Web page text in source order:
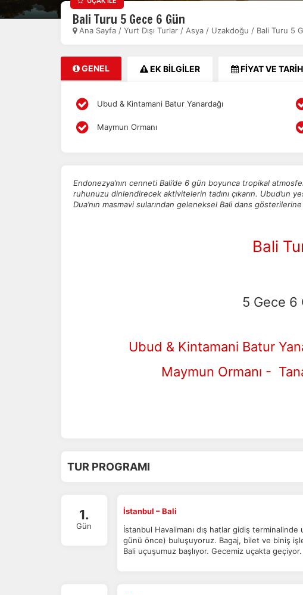
ÇEREZ
Bali Turu 5 Gece 6 Gün
Ana Sayfa / Yurt Dışı Turlar / Asya / Uzakdoğu / Bali Turu 5
GENEL EK BİLGİLER FİYAT VE
Ubud & Kintamani Batur Yanardağı
Maymun Ormanı
Endonezya’nın cenneti Bali’de 6 gün boyunca tropikal
ruhunuzu dinlendirecek aktivitelerin tadını çıkarın. Ubud’un
Dua’nın masmavi sularından geleneksel Bali dans
Bali
5 Gece 6
Ubud & Kintamani Batur
Maymun Ormanı -
TUR PROGRAMI
1.
Gün
İstanbul – Bali
İstanbul Havalimanı dış hatlar gidiş
günü önce) buluşuyoruz. Bagaj, bilet ve biniş
Bali uçuşumuz başlıyor. Gecemiz uçakta geçiyor.